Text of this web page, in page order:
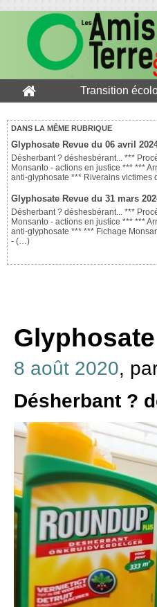
Transition
DANS LA MÊME RUBRIQUE
Glyphosate Revue du 06 avril
Désherbant ? déshesbérant... ***
Monsanto - actions en justice *** ***
anti-glyphosate *** Riverains victimes
Glyphosate Revue du 31 mars
Désherbant ? déshesbérant... ***
Monsanto - actions en justice *** ***
anti-glyphosate *** *** Fichage
- (…)
8 août 2020,
Désherbant ?